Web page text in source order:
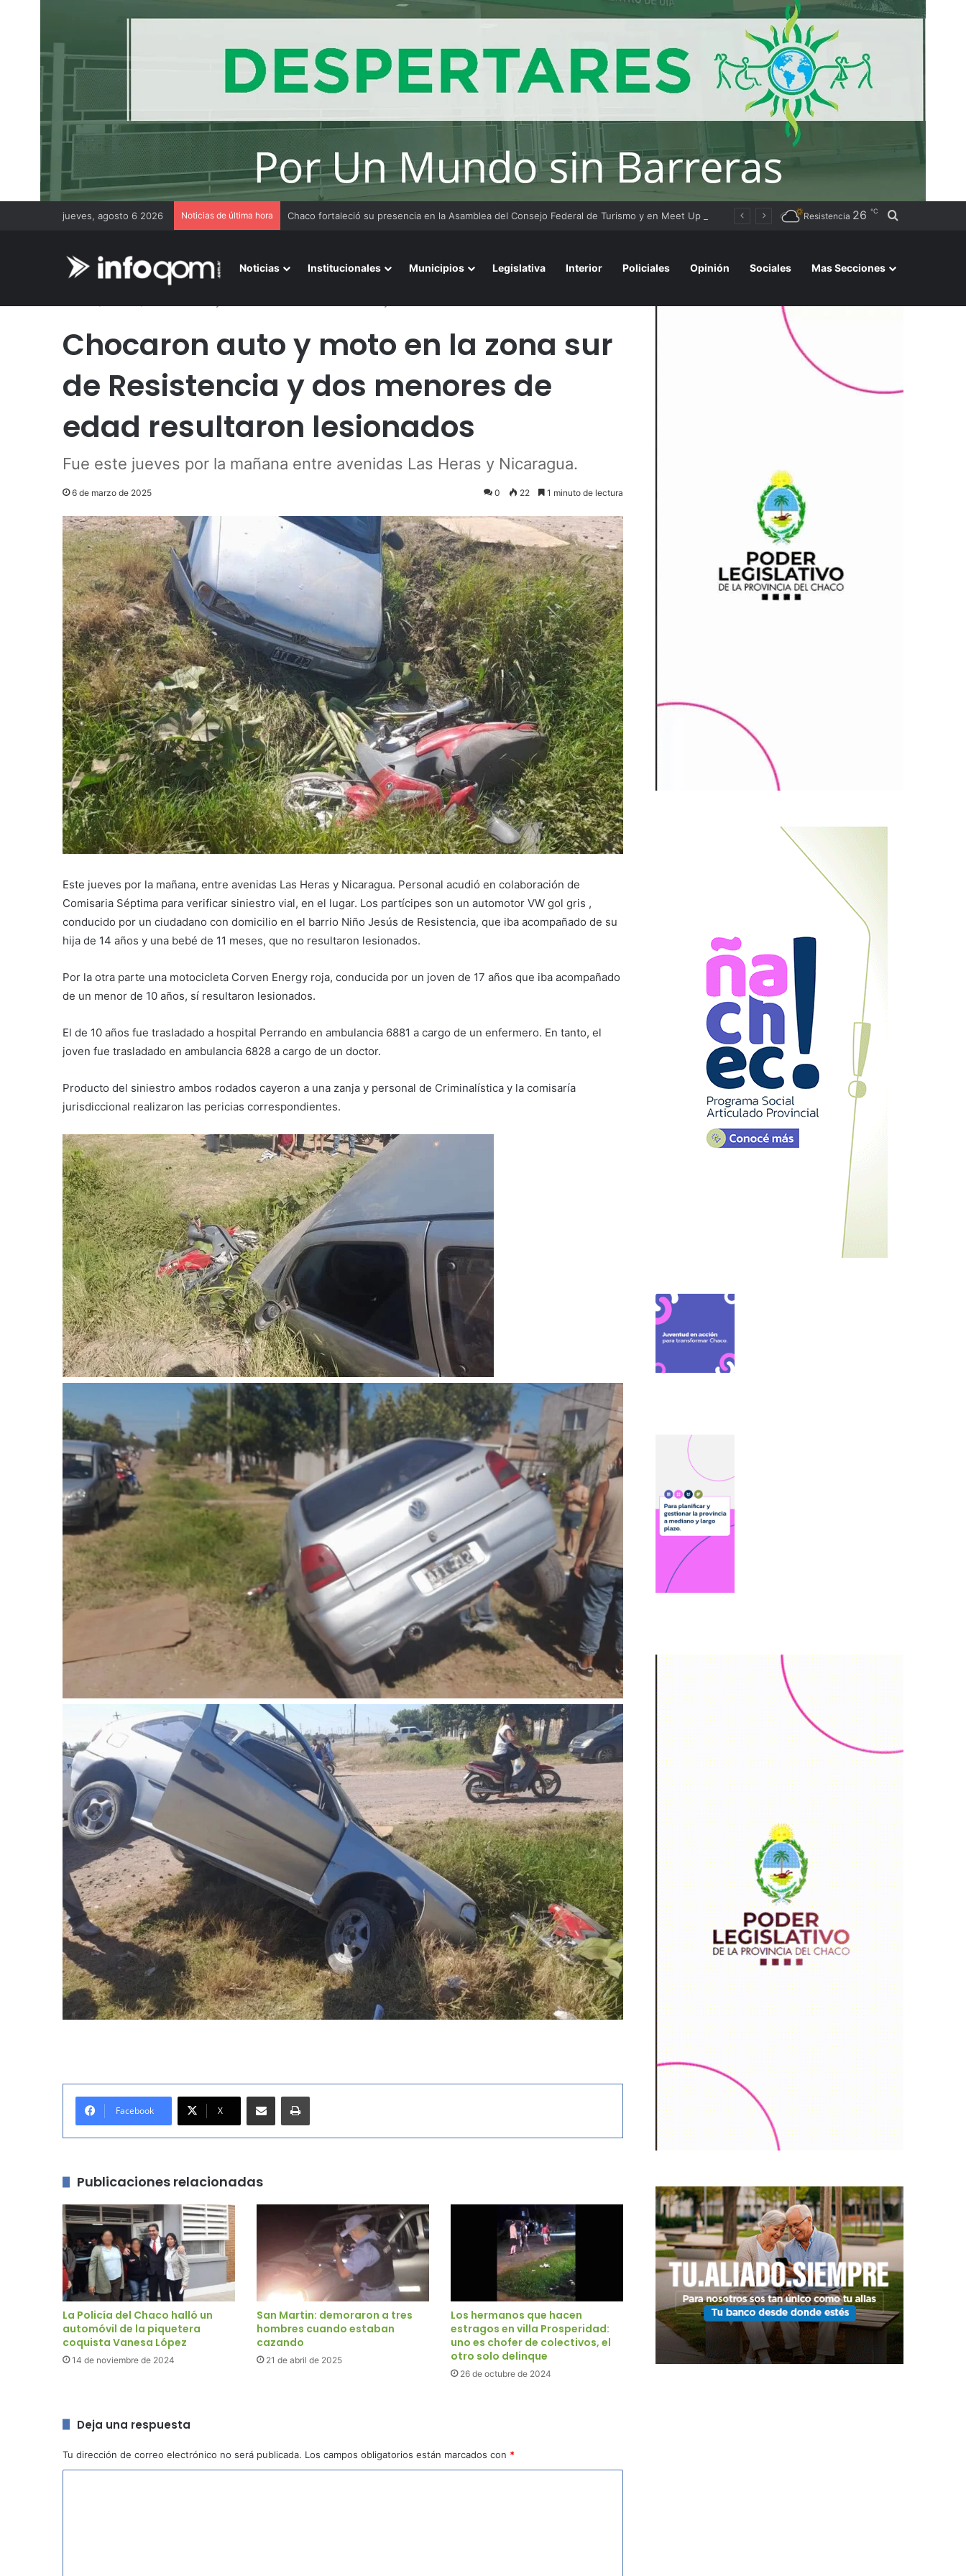
jueves, agosto 6 2026 Noticias de última hora Resistencia 26 ℃ Buscar por
Noticias Institucionales Municipios Legislativa Interior Policiales Opinión Sociales Mas Secciones
Chocaron auto y moto en la zona sur
de Resistencia y dos menores de
edad resultaron lesionados
Fue este jueves por la mañana entre avenidas Las Heras y Nicaragua.
6 de marzo de 2025 0 22 1 minuto de lectura
Este jueves por la mañana, entre avenidas Las Heras y Nicaragua. Personal acudió en colaboración de
Comisaria Séptima para verificar siniestro vial, en el lugar. Los partícipes son un automotor VW gol gris ,
conducido por un ciudadano con domicilio en el barrio Niño Jesús de Resistencia, que iba acompañado de su
hija de 14 años y una bebé de 11 meses, que no resultaron lesionados.
Por la otra parte una motocicleta Corven Energy roja, conducida por un joven de 17 años que iba acompañado
de un menor de 10 años, sí resultaron lesionados.
El de 10 años fue trasladado a hospital Perrando en ambulancia 6881 a cargo de un enfermero. En tanto, el
joven fue trasladado en ambulancia 6828 a cargo de un doctor.
Producto del siniestro ambos rodados cayeron a una zanja y personal de Criminalística y la comisaría
jurisdiccional realizaron las pericias correspondientes.
Facebook X
Publicaciones relacionadas
La Policía del Chaco halló un
automóvil de la piquetera
coquista Vanesa López
14 de noviembre de 2024
San Martin: demoraron a tres
hombres cuando estaban
cazando
21 de abril de 2025
Los hermanos que hacen
estragos en villa Prosperidad:
uno es chofer de colectivos, el
otro solo delinque
26 de octubre de 2024
Deja una respuesta
Tu dirección de correo electrónico no será publicada. Los campos obligatorios están marcados con *